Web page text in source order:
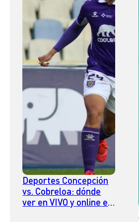
Deportes Concepción
vs. Cobreloa: dónde
ver en VIVO y online el